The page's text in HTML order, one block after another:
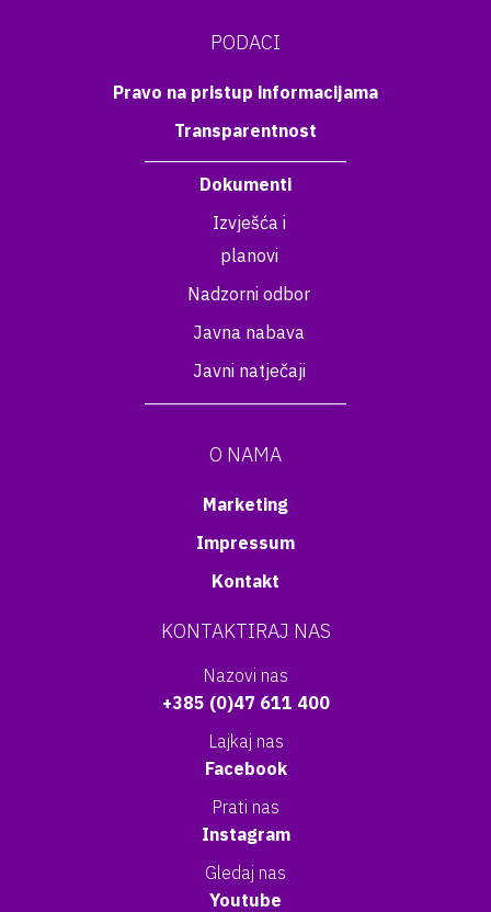
PODACI
Pravo na pristup informacijama
Transparentnost
Dokumenti
Izvješća i
planovi
Nadzorni odbor
Javna nabava
Javni natječaji
O NAMA
Marketing
Impressum
Kontakt
KONTAKTIRAJ NAS
Nazovi nas
+385 (0)47 611 400
Lajkaj nas
Facebook
Prati nas
Instagram
Gledaj nas
Youtube